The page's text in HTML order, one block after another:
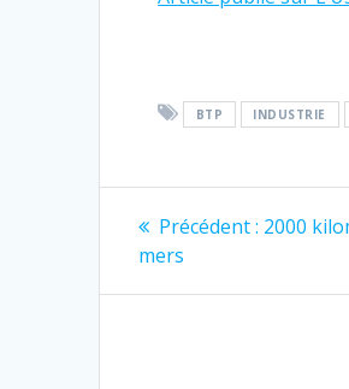
BTP INDUSTRIE
Navigation
de
Précédent : Article
2000
mers